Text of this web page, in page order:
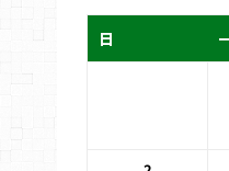
日